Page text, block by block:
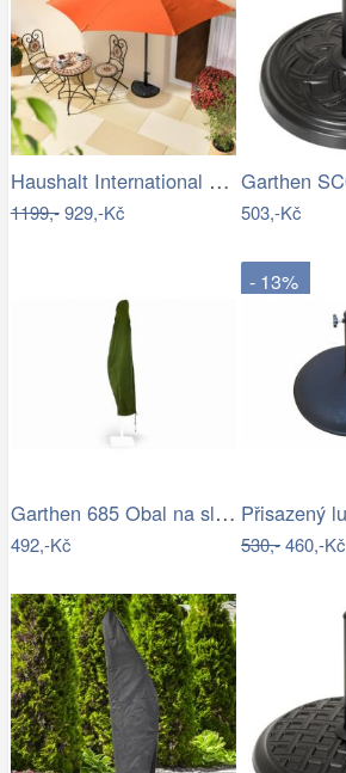
Haushalt International Slunečník…
1199,-929,-Kč 503,-Kč
Garthen 685 Obal na slunečník s…
492,-Kč
- 13%
530,-460,-Kč